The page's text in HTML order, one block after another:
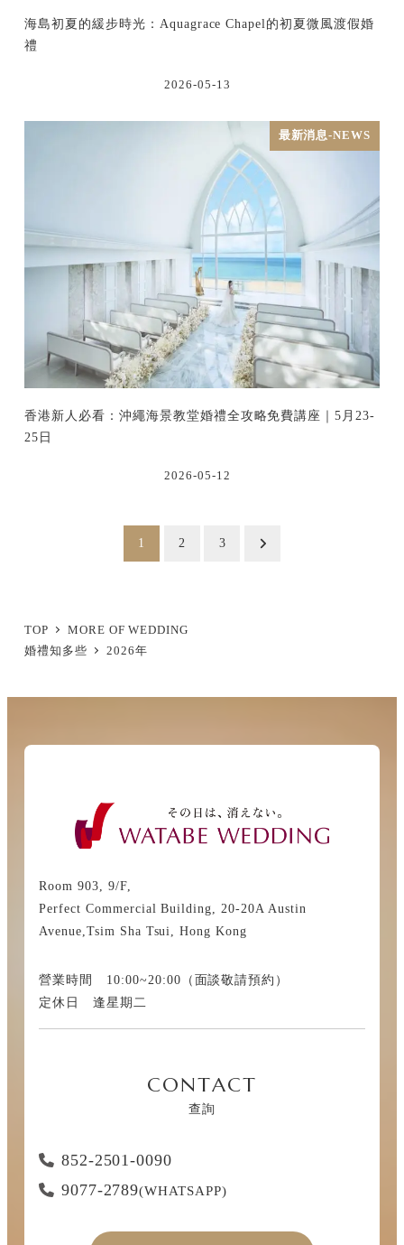
海島初夏的緩步時光：Aquagrace Chapel的初夏微風渡假婚
禮
2026-05-13
最新消息-NEWS
香港新人必看：沖繩海景教堂婚禮全攻略免費講座｜5月23-
25日
2026-05-12
ペ
ー
ジ
り
1 2 3
TOP
MORE OF WEDDING
婚禮知多些
2026年
Room 903, 9/F,
Perfect Commercial Building, 20-20A Austin
Avenue,Tsim Sha Tsui, Hong Kong
營業時間 10:00~20:00（面談敬請預約）
定休日 逢星期二
CONTACT
查詢
852-2501-0090
9077-2789(WHATSAPP)